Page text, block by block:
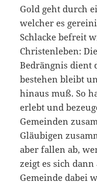
Gold geht durch
welcher es
Schlacke befreit
Christenleben:
Bedrängnis dient
bestehen bleibt
hinaus muß. So
erlebt und
Gemeinden
Gläubigen
aber fallen ab,
zeigt es sich
Gemeinde dabei